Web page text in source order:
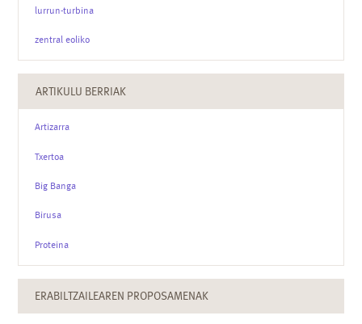
lurrun-turbina
zentral eoliko
ARTIKULU BERRIAK
Artizarra
Txertoa
Big Banga
Birusa
Proteina
ERABILTZAILEAREN PROPOSAMENAK